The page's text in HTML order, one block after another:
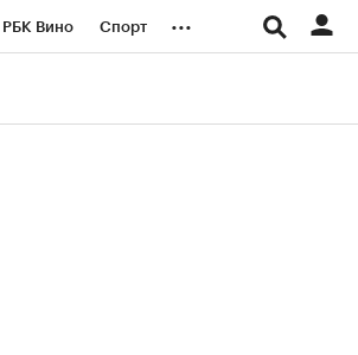
РБК Вино Спорт ...